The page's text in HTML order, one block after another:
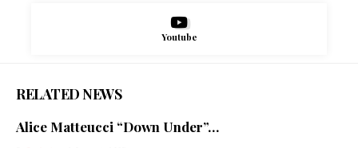
Youtube
RELATED NEWS
Alice Matteucci “Down Under”…